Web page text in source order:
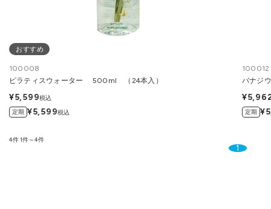
おすすめ
100008
ピラティスウォーター 500ml （24本入）
¥5,599税込
定期 ¥5,599税込
100012
バナジ
定期
4件1件～4件
1